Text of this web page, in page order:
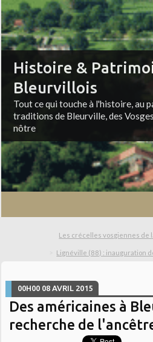
Histoire &
Bleurvillois
Tout ce qui touche à l'histoire, au
traditions de Bleurville, des
nôtre
Les crécelles vosgiennes de
Lignéville (88) : inauguration
00H00 08 AVRIL 2015
Des américaines à
recherche de